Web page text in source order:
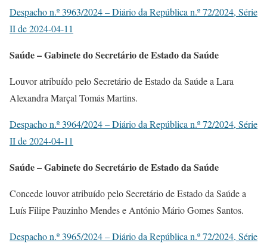
Despacho n.º 3963/2024 – Diário da República n.º 72/2024, Série
II de 2024-04-11
Saúde – Gabinete do Secretário de Estado da Saúde
Louvor atribuído pelo Secretário de Estado da Saúde a Lara
Alexandra Marçal Tomás Martins.
Despacho n.º 3964/2024 – Diário da República n.º 72/2024, Série
II de 2024-04-11
Saúde – Gabinete do Secretário de Estado da Saúde
Concede louvor atribuído pelo Secretário de Estado da Saúde a
Luís Filipe Pauzinho Mendes e António Mário Gomes Santos.
Despacho n.º 3965/2024 – Diário da República n.º 72/2024, Série